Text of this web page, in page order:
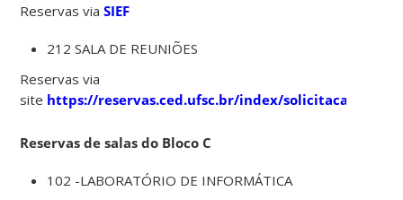
Reservas viaSIEF
212 SALA DE REUNIÕES
Reservas via
site https://reservas.ced.ufsc.br/index/solicitacao.php
Reservas de salas do Bloco C
102 -LABORATÓRIO DE INFORMÁTICA